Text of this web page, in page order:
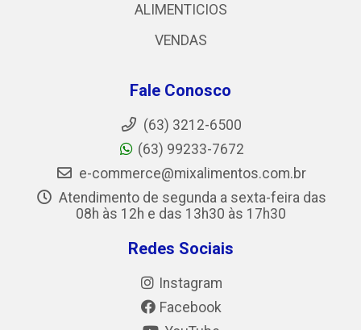
ALIMENTICIOS
VENDAS
Fale Conosco
(63) 3212-6500
(63) 99233-7672
e-commerce@mixalimentos.com.br
Atendimento de segunda a sexta-feira das
08h às 12h e das 13h30 às 17h30
Redes Sociais
Instagram
Facebook